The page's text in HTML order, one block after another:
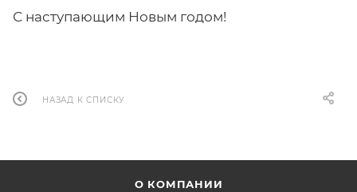
С наступающим Новым годом!
НАЗАД К СПИСКУ
О КОМПАНИИ